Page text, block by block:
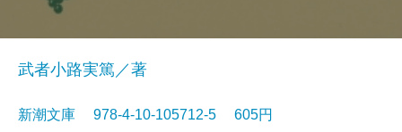
武者小路実篤／著
新潮文庫 978-4-10-105712-5 605円